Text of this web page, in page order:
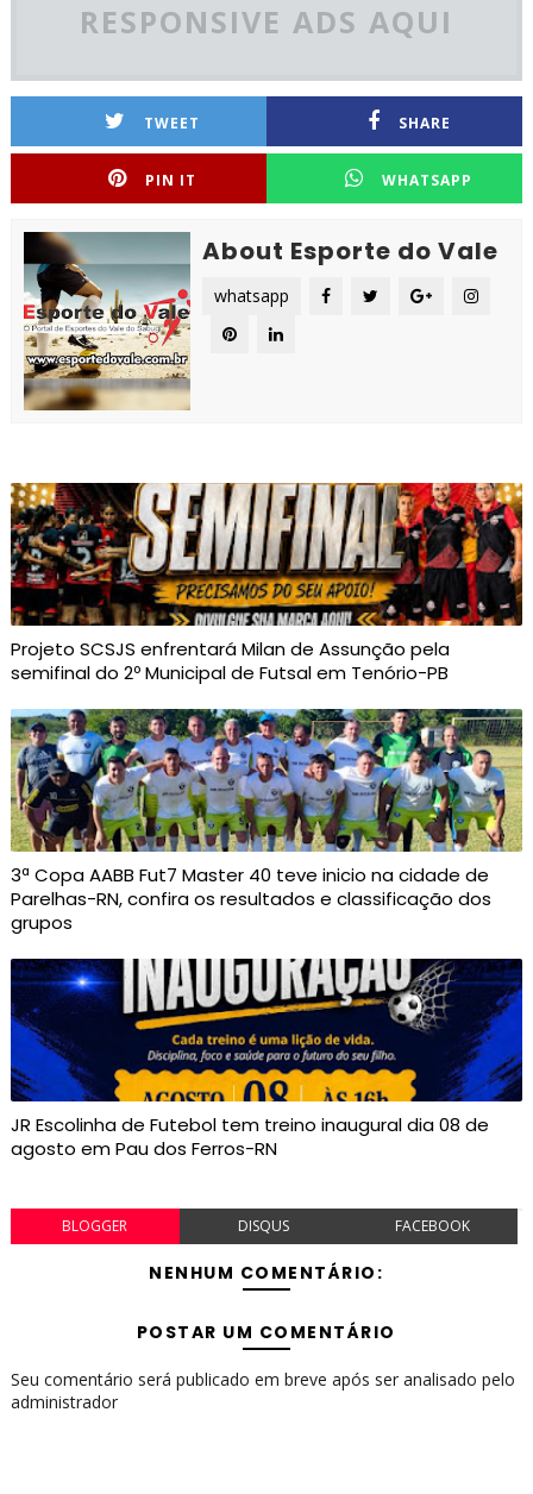
RESPONSIVE ADS AQUI
TWEET SHARE
PIN IT WHATSAPP
About Esporte do Vale
whatsapp
Projeto SCSJS enfrentará Milan de Assunção pela
semifinal do 2º Municipal de Futsal em Tenório-PB
3ª Copa AABB Fut7 Master 40 teve inicio na cidade de
Parelhas-RN, confira os resultados e classificação dos
grupos
JR Escolinha de Futebol tem treino inaugural dia 08 de
agosto em Pau dos Ferros-RN
BLOGGER DISQUS FACEBOOK
NENHUM COMENTÁRIO:
POSTAR UM COMENTÁRIO
Seu comentário será publicado em breve após ser analisado pelo
administrador